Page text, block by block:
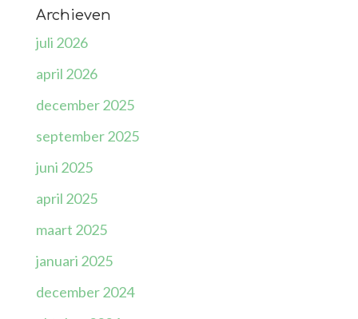
Archieven
juli 2026
april 2026
december 2025
september 2025
juni 2025
april 2025
maart 2025
januari 2025
december 2024